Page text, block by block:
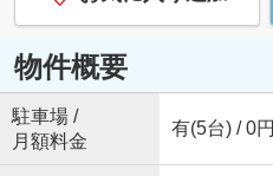
物件概要
駐車場 /
月額料金
有(5台) / 0円